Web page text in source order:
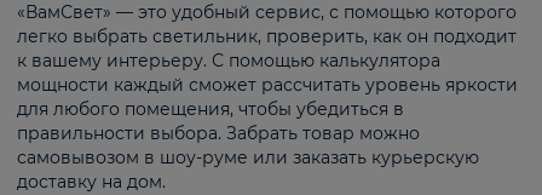
«ВамСвет» — это удобный сервис, с помощью которого
легко выбрать светильник, проверить, как он подходит
к вашему интерьеру. С помощью калькулятора
мощности каждый сможет рассчитать уровень яркости
для любого помещения, чтобы убедиться в
правильности выбора. Забрать товар можно
самовывозом в шоу-руме или заказать курьерскую
доставку на дом.